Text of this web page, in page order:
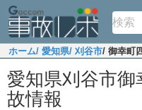
ホーム/ 愛知県/ 刈谷市/ 御幸町
愛知県刈谷市
故情報